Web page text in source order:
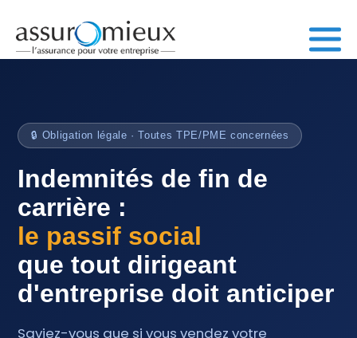
🔒 Obligation légale · Toutes TPE/PME concernées
Indemnités de fin de
carrière :
le passif social
que tout dirigeant
d'entreprise doit anticiper
Saviez-vous que si vous vendez votre